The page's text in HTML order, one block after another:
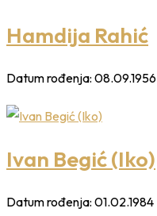
Hamdija Rahić
Datum rođenja: 08.09.1956
Ivan Begić (Iko)
Datum rođenja: 01.02.1984